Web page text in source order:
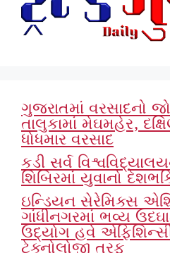
ગુજરાતમાં વરસાદનો
તાલુકામાં મેઘમહેર,
ધોધમાર વરસાદ
કડી સર્વ
શિબિરમાં યુવાનો
ઇન્ડિયન સેરેમિક્સ
ગાંધીનગરમાં ભવ્ય
ઉદ્યોગ હવે